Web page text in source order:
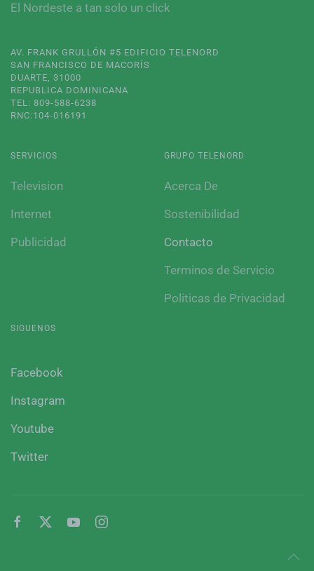
El Nordeste a tan solo un click
AV. FRANK GRULLÓN #5 EDIFICIO TELENORD
SAN FRANCISCO DE MACORÍS
DUARTE, 31000
REPUBLICA DOMINICANA
TEL: 809-588-6238
RNC:104-016191
SERVICIOS
Television
Internet
Publicidad
GRUPO TELENORD
Acerca De
Sostenibilidad
Contacto
Terminos de Servicio
Politicas de Privacidad
SIGUENOS
Facebook
Instagram
Youtube
Twitter